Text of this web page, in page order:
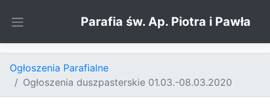
Parafia św. Ap. Piotra i Pawła
Ogłoszenia Parafialne
Ogłoszenia duszpasterskie 01.03.-08.03.2020